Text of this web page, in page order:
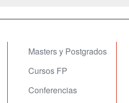
Masters y Postgrados
Cursos FP
Conferencias